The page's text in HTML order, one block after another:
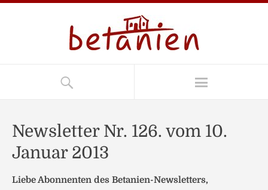
Newsletter Nr. 126. vom 10.
Januar 2013
Liebe Abonnenten des Betanien-Newsletters,